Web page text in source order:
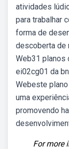
atividades
para trabalhar
forma de
descoberta de
Web31 planos
ei02cg01 da
Webeste
uma
promovendo
For more